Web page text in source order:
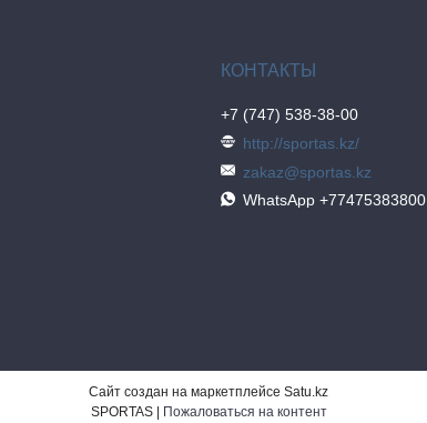
+7 (747) 538-38-00
http://sportas.kz/
zakaz@sportas.kz
WhatsApp +77475383800
Сайт создан на маркетплейсе Satu.kz
Пожаловаться на контент